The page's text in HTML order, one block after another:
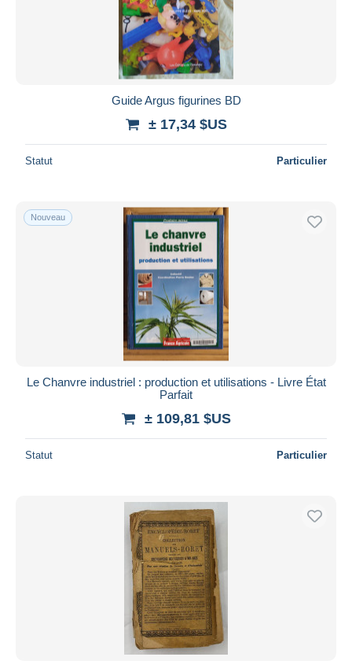
Guide Argus figurines BD
± 17,34 $US
Statut Particulier
Nouveau
Le Chanvre industriel : production et utilisations - Livre État
Parfait
± 109,81 $US
Statut Particulier